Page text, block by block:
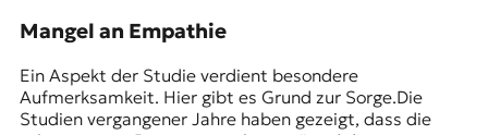
Mangel an Empathie
Ein Aspekt der Studie verdient besondere
Aufmerksamkeit. Hier gibt es Grund zur Sorge.Die
Studien vergangener Jahre haben gezeigt, dass die